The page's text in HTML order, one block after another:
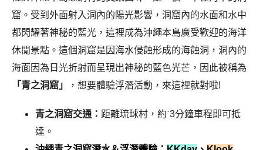
窟。受到外面射入洞內的陽光影響，洞窟內的水面和水中
都閃耀著神秘的藍光，這裡成為沖繩本島廣受歡迎的海洋
休閒景點。這個洞窟是因海水侵蝕形成的海蝕洞，洞內的
海面因為日光折射而呈現出神秘的藍色光芒，因此被稱為
「青之洞窟」
，想要體驗浮潛活動，來這裡就對啦!
青之洞窟交通： 距離琉球村，約ˊ3分鐘車程即可抵
達。